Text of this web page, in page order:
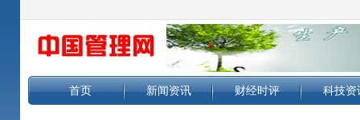
首页 新闻资讯 财经时评 科技资